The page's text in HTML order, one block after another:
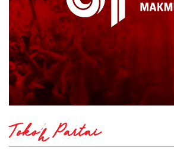
Tokoh Partai